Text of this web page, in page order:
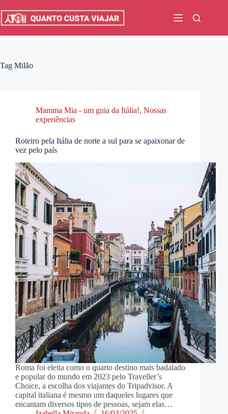
para
Tag Milão
Mamma Mia - um guia da Itália!, Nossas
experiências
Roteiro pela Itália de norte a sul para se apaixonar de
vez pelo país
Roma foi eleita como o quarto destino mais badalado
e popular do mundo em 2023 pelo Traveller’s
Choice, a escolha dos viajantes do Tripadvisor. A
capital italiana é mesmo um daqueles lugares que
encantam diversos tipos de pessoas, sejam elas…